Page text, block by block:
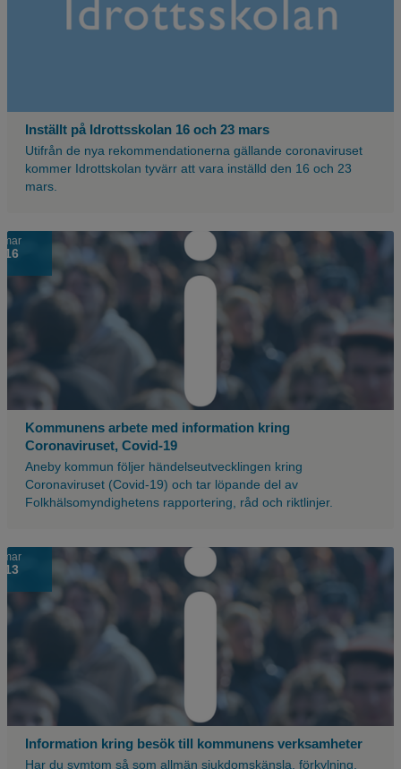
Inställt på Idrottsskolan 16 och 23 mars
Utifrån de nya rekommendationerna gällande coronaviruset
kommer Idrottskolan tyvärr att vara inställd den 16 och 23
mars.
idrottsskolan.
mar
16
Kommunens arbete med information kring
Coronaviruset, Covid-19
Aneby kommun följer händelseutvecklingen kring
Coronaviruset (Covid-19) och tar löpande del av
Folkhälsomyndighetens rapportering, råd och riktlinjer.
Suddig
bild
på
en
massa
nyans
med
stort
utropstecken.
mar
13
Information kring besök till kommunens verksamheter
Har du symtom så som allmän sjukdomskänsla, förkylning,
Suddig
bild
på
en
massa
nyans
med